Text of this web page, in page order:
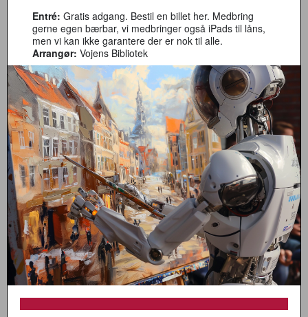
Entré: Gratis adgang. Bestil en billet her. Medbring
gerne egen bærbar, vi medbringer også iPads til låns,
men vi kan ikke garantere der er nok til alle.
Arrangør: Vojens Bibliotek